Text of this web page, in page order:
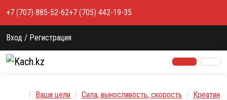
+7 (707) 885-52-62+7 (705) 442-19-35
Вход / Регистрация
Главная
Ваши цели Сила, выносливость, скорость Креатин